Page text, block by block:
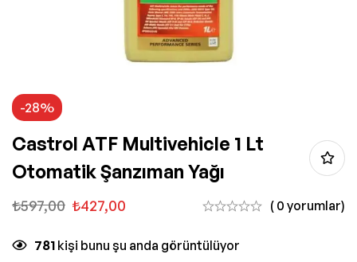
-28%
Castrol ATF Multivehicle 1 Lt
Otomatik Şanzıman Yağı
₺597,00 ₺427,00 ( 0 yorumlar)
781 kişi bunu şu anda görüntülüyor